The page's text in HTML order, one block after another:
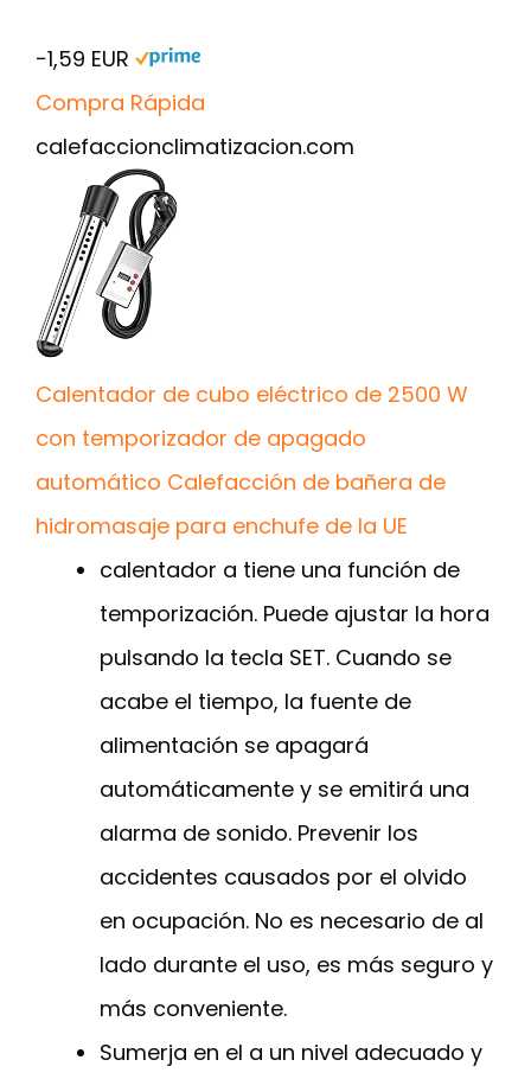
−1,59 EUR
Compra Rápida
calefaccionclimatizacion.com
Calentador de cubo eléctrico de 2500 W
con temporizador de apagado
automático Calefacción de bañera de
hidromasaje para enchufe de la UE
calentador a tiene una función de
temporización. Puede ajustar la hora
pulsando la tecla SET. Cuando se
acabe el tiempo, la fuente de
alimentación se apagará
automáticamente y se emitirá una
alarma de sonido. Prevenir los
accidentes causados por el olvido
en ocupación. No es necesario de al
lado durante el uso, es más seguro y
más conveniente.
Sumerja en el a un nivel adecuado y